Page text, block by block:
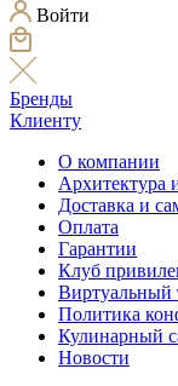
Войти
Бренды
Клиенту
О компании
Архитектура
Доставка и
Оплата
Гарантии
Клуб
Виртуальный
Политика
Кулинарный
Новости